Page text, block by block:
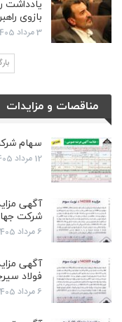
یادداشت
بازوی
3 مرداد 1405
مناقصات و مزایدات
سهام
12 مرداد 1405
آگهی
شرکت
6 مرداد 1405
آگهی
فولاد
6 مرداد 1405